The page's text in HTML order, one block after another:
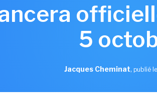
5
Jacques Cheminat, publié